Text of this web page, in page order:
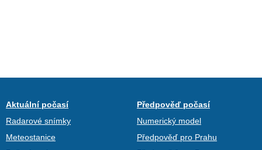
Aktuální počasí
Radarové snímky
Meteostanice
Předpověď počasí
Numerický model
Předpověď pro Prahu